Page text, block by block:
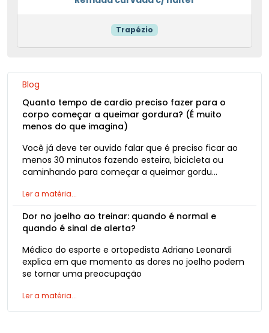
Trapézio
Blog
Quanto tempo de cardio preciso fazer para o
corpo começar a queimar gordura? (É muito
menos do que imagina)
Você já deve ter ouvido falar que é preciso ficar ao
menos 30 minutos fazendo esteira, bicicleta ou
caminhando para começar a queimar gordu…
Ler a matéria...
Dor no joelho ao treinar: quando é normal e
quando é sinal de alerta?
Médico do esporte e ortopedista Adriano Leonardi
explica em que momento as dores no joelho podem
se tornar uma preocupação
Ler a matéria...